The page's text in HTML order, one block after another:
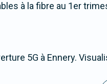
à la fibre au 1er
5G à Ennery.